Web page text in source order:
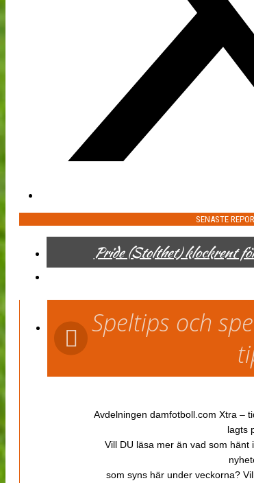
SENASTE
Pride (Stolthet) klockrent
Speltips och
Avdelningen damfotboll.com Xtra –
lagts
Vill DU läsa mer än vad som
som syns här under veckorna?